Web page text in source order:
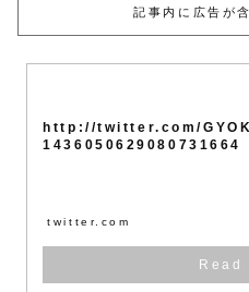
記事内に広告が
http://twitter.com/
1436050629080731664
twitter.com